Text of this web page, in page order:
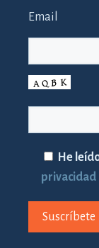
Email
He
privacidad